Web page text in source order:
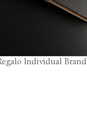
Individual Brand